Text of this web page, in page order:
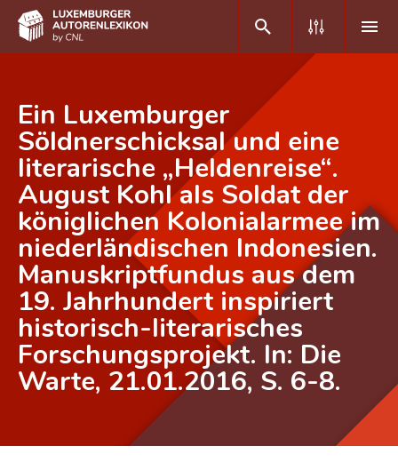
DE FR
Home
Autor(inn)en A-Z
Erweiterte Suche
Häufige Fragen und Antworten
CNL
Forschungsgruppe
Kontakt
Ein Luxemburger
Söldnerschicksal und eine
literarische „Heldenreise“.
August Kohl als Soldat der
königlichen Kolonialarmee im
niederländischen Indonesien.
Manuskriptfundus aus dem
19. Jahrhundert inspiriert
historisch-literarisches
Forschungsprojekt. In: Die
Warte, 21.01.2016, S. 6-8.